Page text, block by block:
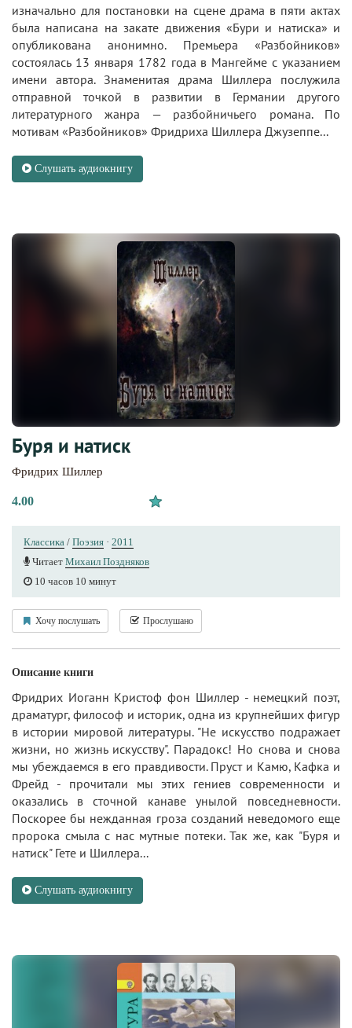
изначально для постановки на сцене драма в пяти актах
была написана на закате движения «Бури и натиска» и
опубликована анонимно. Премьера «Разбойников»
состоялась 13 января 1782 года в Мангейме с указанием
имени автора. Знаменитая драма Шиллера послужила
отправной точкой в развитии в Германии другого
литературного жанра — разбойничьего романа. По
мотивам «Разбойников» Фридриха Шиллера Джузеппе...
Слушать аудиокнигу
Буря и натиск
Фридрих Шиллер
4.00
Классика / Поэзия · 2011
Читает Михаил Поздняков
10 часов 10 минут
Хочу послушать Прослушано
Описание книги
Фридрих Иоганн Кристоф фон Шиллер - немецкий поэт,
драматург, философ и историк, одна из крупнейших фигур
в истории мировой литературы. "Не искусство подражает
жизни, но жизнь искусству". Парадокс! Но снова и снова
мы убеждаемся в его правдивости. Пруст и Камю, Кафка и
Фрейд - прочитали мы этих гениев современности и
оказались в сточной канаве унылой повседневности.
Поскорее бы нежданная гроза созданий неведомого еще
пророка смыла с нас мутные потеки. Так же, как "Буря и
натиск" Гете и Шиллера...
Слушать аудиокнигу